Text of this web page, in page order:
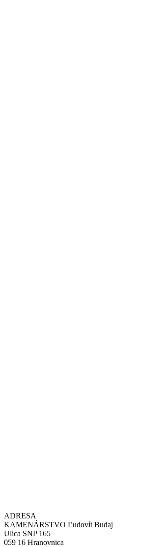
ADRESA
KAMENÁRSTVO Ľudovít Budaj
Ulica SNP 165
059 16 Hranovnica